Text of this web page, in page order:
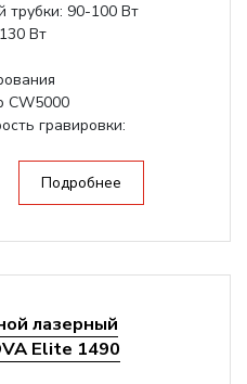
трубки: 90-100 Вт
Вт
CW5000
гравировки:
Подробнее
лазерный
Elite 1490